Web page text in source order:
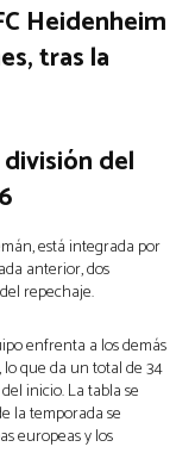
Heidenheim
tras la
del
está integrada por
anterior, dos
repechaje.
enfrenta a los demás
lo que da un total de 34
inicio. La tabla se
la temporada se
europeas y los